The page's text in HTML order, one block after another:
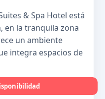
& Spa Hotel está
en la tranquila zona
un ambiente
integra espacios de